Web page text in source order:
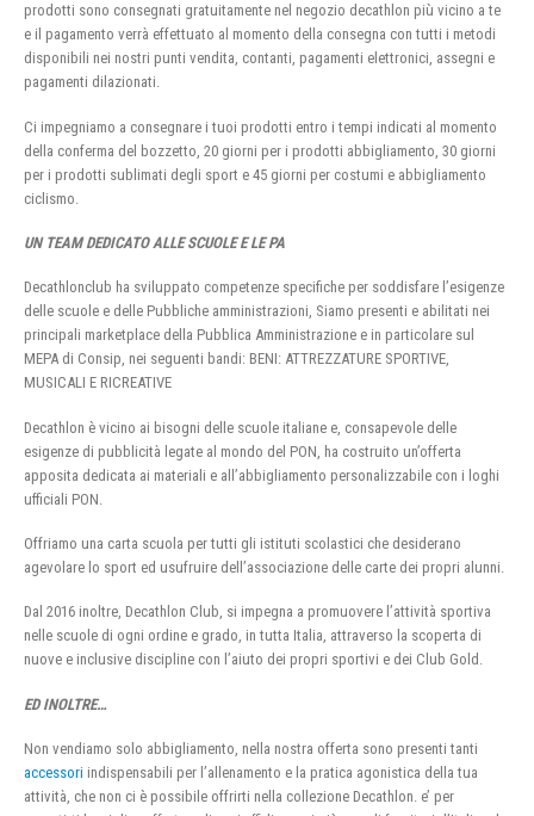
prodotti sono consegnati gratuitamente nel negozio decathlon più vicino a te
e il pagamento verrà effettuato al momento della consegna con tutti i metodi
disponibili nei nostri punti vendita, contanti, pagamenti elettronici, assegni e
pagamenti dilazionati.
Ci impegniamo a consegnare i tuoi prodotti entro i tempi indicati al momento
della conferma del bozzetto, 20 giorni per i prodotti abbigliamento, 30 giorni
per i prodotti sublimati degli sport e 45 giorni per costumi e abbigliamento
ciclismo.
UN TEAM DEDICATO ALLE SCUOLE E LE PA
Decathlonclub ha sviluppato competenze specifiche per soddisfare l’esigenze
delle scuole e delle Pubbliche amministrazioni, Siamo presenti e abilitati nei
principali marketplace della Pubblica Amministrazione e in particolare sul
MEPA di Consip, nei seguenti bandi: BENI: ATTREZZATURE SPORTIVE,
MUSICALI E RICREATIVE
Decathlon è vicino ai bisogni delle scuole italiane e, consapevole delle
esigenze di pubblicità legate al mondo del PON, ha costruito un’offerta
apposita dedicata ai materiali e all’abbigliamento personalizzabile con i loghi
ufficiali PON.
Offriamo una carta scuola per tutti gli istituti scolastici che desiderano
agevolare lo sport ed usufruire dell’associazione delle carte dei propri alunni.
Dal 2016 inoltre, Decathlon Club, si impegna a promuovere l’attività sportiva
nelle scuole di ogni ordine e grado, in tutta Italia, attraverso la scoperta di
nuove e inclusive discipline con l’aiuto dei propri sportivi e dei Club Gold.
ED INOLTRE…
Non vendiamo solo abbigliamento, nella nostra offerta sono presenti tanti
accessori indispensabili per l’allenamento e la pratica agonistica della tua
attività, che non ci è possibile offrirti nella collezione Decathlon. e’ per